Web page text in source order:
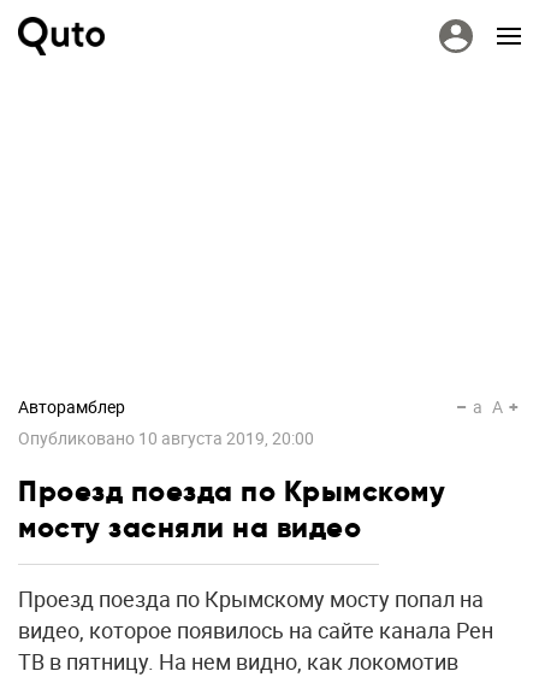
Авторамблер
Опубликовано 10 августа 2019, 20:00
a A
Проезд поезда по Крымскому
мосту засняли на видео
Проезд поезда по Крымскому мосту попал на
видео, которое появилось на сайте канала Рен
ТВ в пятницу. На нем видно, как локомотив